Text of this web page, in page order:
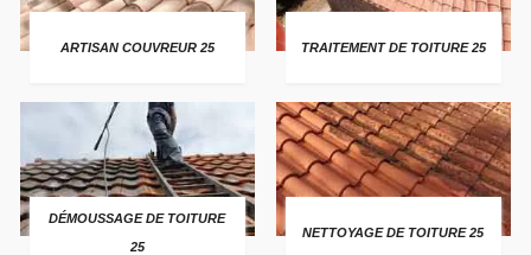
ARTISAN COUVREUR 25 TRAITEMENT DE TOITURE 25
DÉMOUSSAGE DE TOITURE
25
NETTOYAGE DE TOITURE 25